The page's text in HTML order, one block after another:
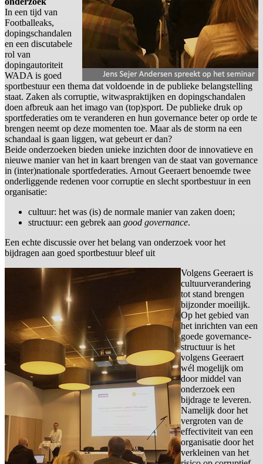
In een tijd van
Footballeaks,
dopingschandalen
en een discutabele
rol van
dopingautoriteit
WADA is goed
sportbestuur een thema dat voldoende in de publieke belangstelling
staat. Zaken als corruptie, witwaspraktijken en dopingschandalen
doen afbreuk aan het imago van (top)sport. De publieke druk op
sportfederaties om te veranderen en hun governance beter op orde te
brengen neemt op deze momenten toe. Maar als de storm na een
schandaal is gaan liggen, wat gebeurt er dan?
Beide onderzoeken bieden unieke inzichten door de innovatieve en
nieuwe manier van het in kaart brengen van de staat van governance
in (inter)nationale sportfederaties. Arnout Geeraert benoemde twee
onderliggende redenen voor corruptie en slecht sportbestuur in een
organisatie:
cultuur: het was (is) de normale manier van zaken doen;
structuur: een gebrek aan good governance.
Een echte discussie over het belang van onderzoek voor het
bijdragen aan goed sportbestuur bleef uit
Volgens Geeraert is
cultuurverandering
tot stand brengen
bijzonder moeilijk.
Op het gebied van
het inrichten van een
goede governance-
structuur is het
volgens Geeraert
wél mogelijk om
door middel van
onderzoek een
bijdrage te leveren.
Namelijk door het
vergroten van de
effectiviteit van een
organisatie door het
verkleinen van het